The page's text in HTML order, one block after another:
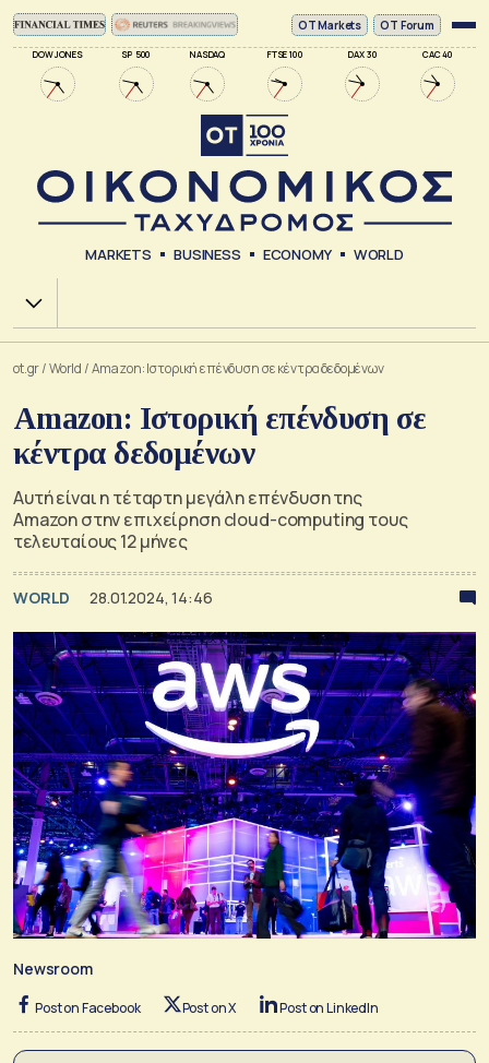
DOW JONES SP 500 NASDAQ FTSE 100 DAX 30 CAC 40
ΟΤ Markets OT Forum
MARKETS BUSINESS ECONOMY WORLD
Χ.Α.
ot.gr/World /Amazon: Ιστορική επένδυση σε κέντρα δεδομένων
Amazon: Ιστορική επένδυση σε
κέντρα δεδομένων
Αυτή είναι η τέταρτη μεγάλη επένδυση της
Amazon στην επιχείρηση cloud-computing τους
τελευταίους 12 μήνες
WORLD 28.01.2024, 14:46
Newsroom
Post on Facebook Post on X Post on LinkedIn